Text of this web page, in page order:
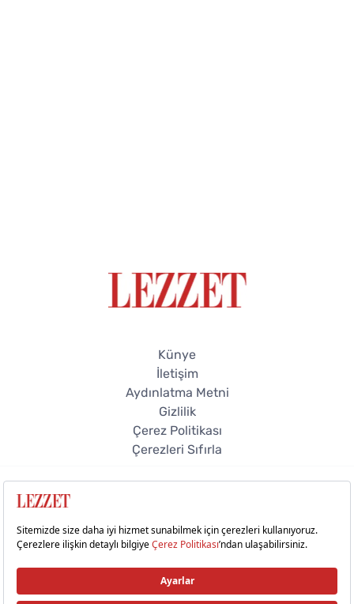
Künye
İletişim
Aydınlatma Metni
Gizlilik
Çerez Politikası
Çerezleri Sıfırla
© 2026 Lezzet Online. Tüm hakları saklıdır.